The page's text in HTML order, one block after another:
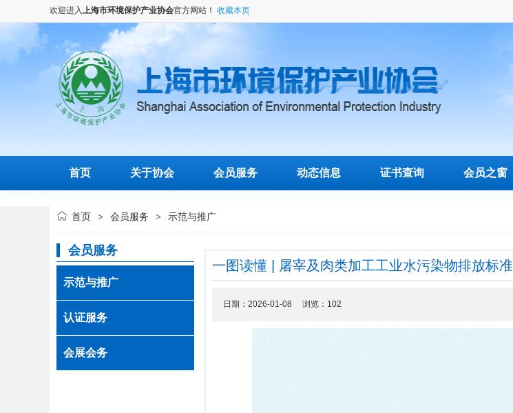
欢迎进入上海市环境保护产业协会官方网站！ 收藏本页
首页 关于协会 会员服务 动态信息 证书查询 会员之窗
首页 > 会员服务 > 示范与推广
会员服务
示范与推广
认证服务
会展会务
一图读懂 | 屠宰及肉类加工工业水污染物排放标准
日期：2026-01-08 浏览： 102